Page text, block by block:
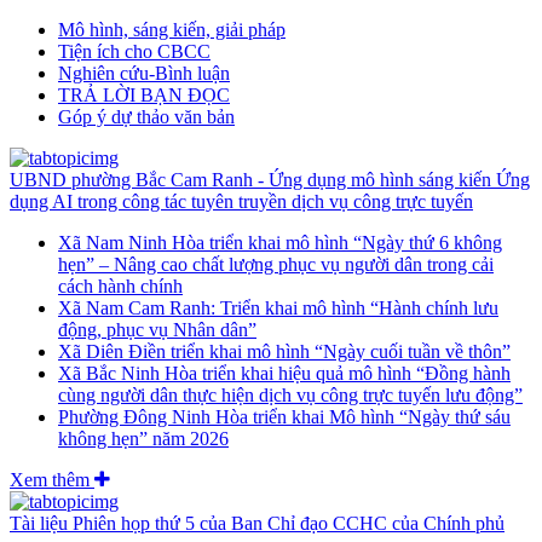
Mô hình, sáng kiến, giải pháp
Tiện ích cho CBCC
Nghiên cứu-Bình luận
TRẢ LỜI BẠN ĐỌC
Góp ý dự thảo văn bản
UBND phường Bắc Cam Ranh - Ứng dụng mô hình sáng kiến Ứng
dụng AI trong công tác tuyên truyền dịch vụ công trực tuyến
Xã Nam Ninh Hòa triển khai mô hình “Ngày thứ 6 không
hẹn” – Nâng cao chất lượng phục vụ người dân trong cải
cách hành chính
Xã Nam Cam Ranh: Triển khai mô hình “Hành chính lưu
động, phục vụ Nhân dân”
Xã Diên Điền triển khai mô hình “Ngày cuối tuần về thôn”
Xã Bắc Ninh Hòa triển khai hiệu quả mô hình “Đồng hành
cùng người dân thực hiện dịch vụ công trực tuyến lưu động”
Phường Đông Ninh Hòa triển khai Mô hình “Ngày thứ sáu
không hẹn” năm 2026
Xem thêm
Tài liệu Phiên họp thứ 5 của Ban Chỉ đạo CCHC của Chính phủ